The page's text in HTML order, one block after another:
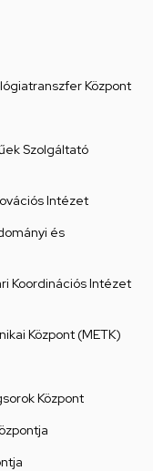
Központ
Szolgáltató
Intézet
és
Koordinációs Intézet
Központ (METK)
Központ